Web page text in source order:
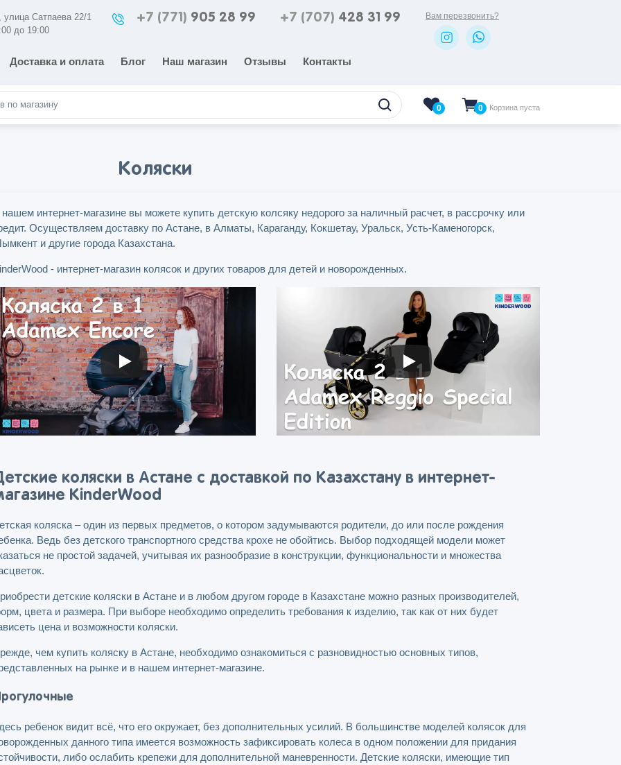
улица Сатпаева 22/1
до 19:00
+7 (771) 905 28 99 +7 (707) 428 31 99 Вам перезвонить?
Доставка и оплата Блог Наш магазин Отзывы Контакты
0 0 Корзина пуста
Коляски
интернет-магазине вы можете купить детскую колсяку недорого за наличный расчет, в рассрочку или
Осуществляем доставку по Астане, в Алматы, Караганду, Кокшетау, Уральск, Усть-Каменогорск,
и другие города Казахстана.
- интернет-магазин колясок и других товаров для детей и новорожденных.
коляски в Астане с доставкой по Казахстану в интернет-
KinderWood
коляска – один из первых предметов, о котором задумываются родители, до или после рождения
Ведь без детского транспортного средства крохе не обойтись. Выбор подходящей модели может
не простой задачей, учитывая их разнообразие в конструкции, функциональности и множества
детские коляски в Астане и в любом другом городе в Казахстане можно разных производителей,
цвета и размера. При выборе необходимо определить требования к изделию, так как от них будет
цена и возможности коляски.
чем купить коляску в Астане, необходимо ознакомиться с разновидностью основных типов,
на рынке и в нашем интернет-магазине.
ребенок видит всё, что его окружает, без дополнительных усилий. В большинстве моделей колясок для
данного типа имеется возможность зафиксировать колеса в одном положении для придания
либо ослабить крепежи для дополнительной маневренности. Детские коляски, имеющие тип